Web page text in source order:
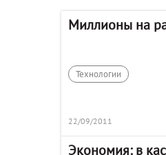
Миллионы на
Технологии
22/09/2011
Экономия: в